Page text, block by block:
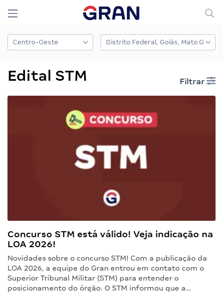
Edital STM Filtrar
Concurso STM está válido! Veja indicação na
LOA 2026!
Novidades sobre o concurso STM! Com a publicação da
LOA 2026, a equipe do Gran entrou em contato com o
Superior Tribunal Militar (STM) para entender o
posicionamento do órgão. O STM informou que a…